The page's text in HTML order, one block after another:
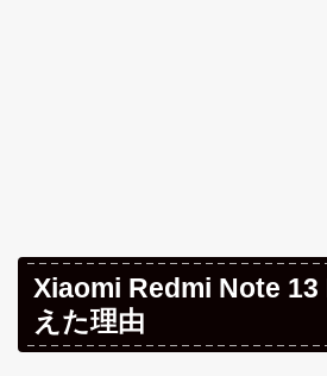
Xiaomi Redmi Note 13
えた理由